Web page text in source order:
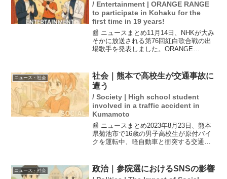
/ Entertainment | ORANGE RANGE
to participate in Kohaku for the
first time in 19 years!
📰 ニュースまとめ11月14日、NHKが大み
そかに放送される第76回紅白歌合戦の出
場歌手を発表しました。ORANGE
り、岩崎宏美は37年ぶりの出場が決ま
り...
ニュース・社会
社会｜熊本で高校生が交通事故に
遭う
/ Society | High school student
involved in a traffic accident in
Kumamoto
📰 ニュースまとめ2023年8月23日、熊本
県菊池市で16歳の男子高校生が原付バイ
クを運転中、軽自動車と衝突する交通事
す。交通事故は年々問題視されており、
特に若年層の事...
ニュース・社会 政治｜参院選におけるSNSの影響